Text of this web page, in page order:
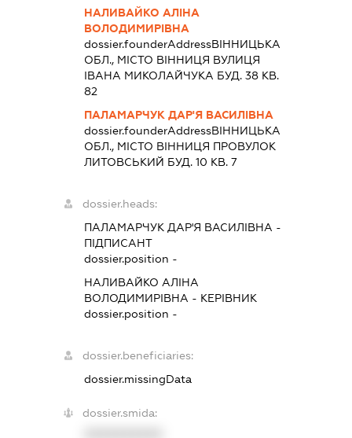
НАЛИВАЙКО АЛІНА
ВОЛОДИМИРІВНА
dossier.founderAddressВІННИЦЬКА
ОБЛ., МІСТО ВІННИЦЯ ВУЛИЦЯ
ІВАНА МИКОЛАЙЧУКА БУД. 38 КВ.
82
ПАЛАМАРЧУК ДАР'Я ВАСИЛІВНА
dossier.founderAddressВІННИЦЬКА
ОБЛ., МІСТО ВІННИЦЯ ПРОВУЛОК
ЛИТОВСЬКИЙ БУД. 10 КВ. 7
dossier.heads:
ПАЛАМАРЧУК ДАР'Я ВАСИЛІВНА -
ПІДПИСАНТ
dossier.position -
НАЛИВАЙКО АЛІНА
ВОЛОДИМИРІВНА - КЕРІВНИК
dossier.position -
dossier.beneficiaries:
dossier.missingData
dossier.smida: